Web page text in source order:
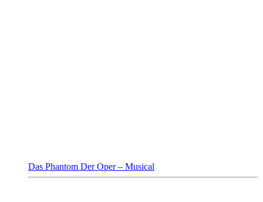
Das Phantom Der Oper – Musical